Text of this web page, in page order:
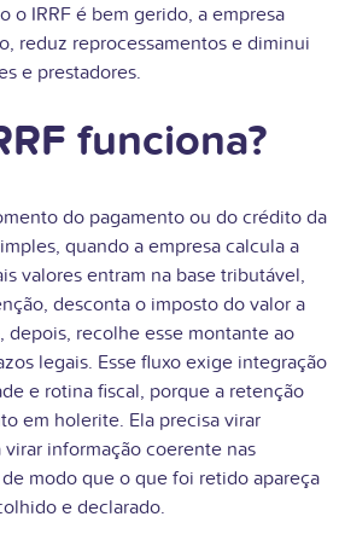
o IRRF é bem gerido, a empresa
reduz reprocessamentos e diminui
e prestadores.
funciona?
do pagamento ou do crédito da
quando a empresa calcula a
valores entram na base tributável,
desconta o imposto do valor a
depois, recolhe esse montante ao
legais. Esse fluxo exige integração
e rotina fiscal, porque a retenção
em holerite. Ela precisa virar
informação coerente nas
modo que o que foi retido apareça
e declarado.